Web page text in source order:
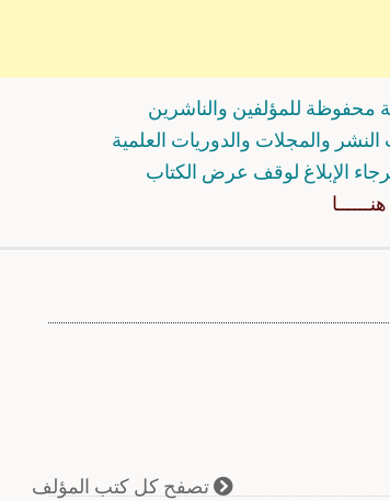
محفوظة للمؤلفين والناشرين
والمجلات والدوريات العلمية
الإبلاغ لوقف عرض الكتاب
هنــــــا
تصفح كل كتب المؤلف